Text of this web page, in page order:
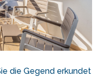
die Gegend erkundet